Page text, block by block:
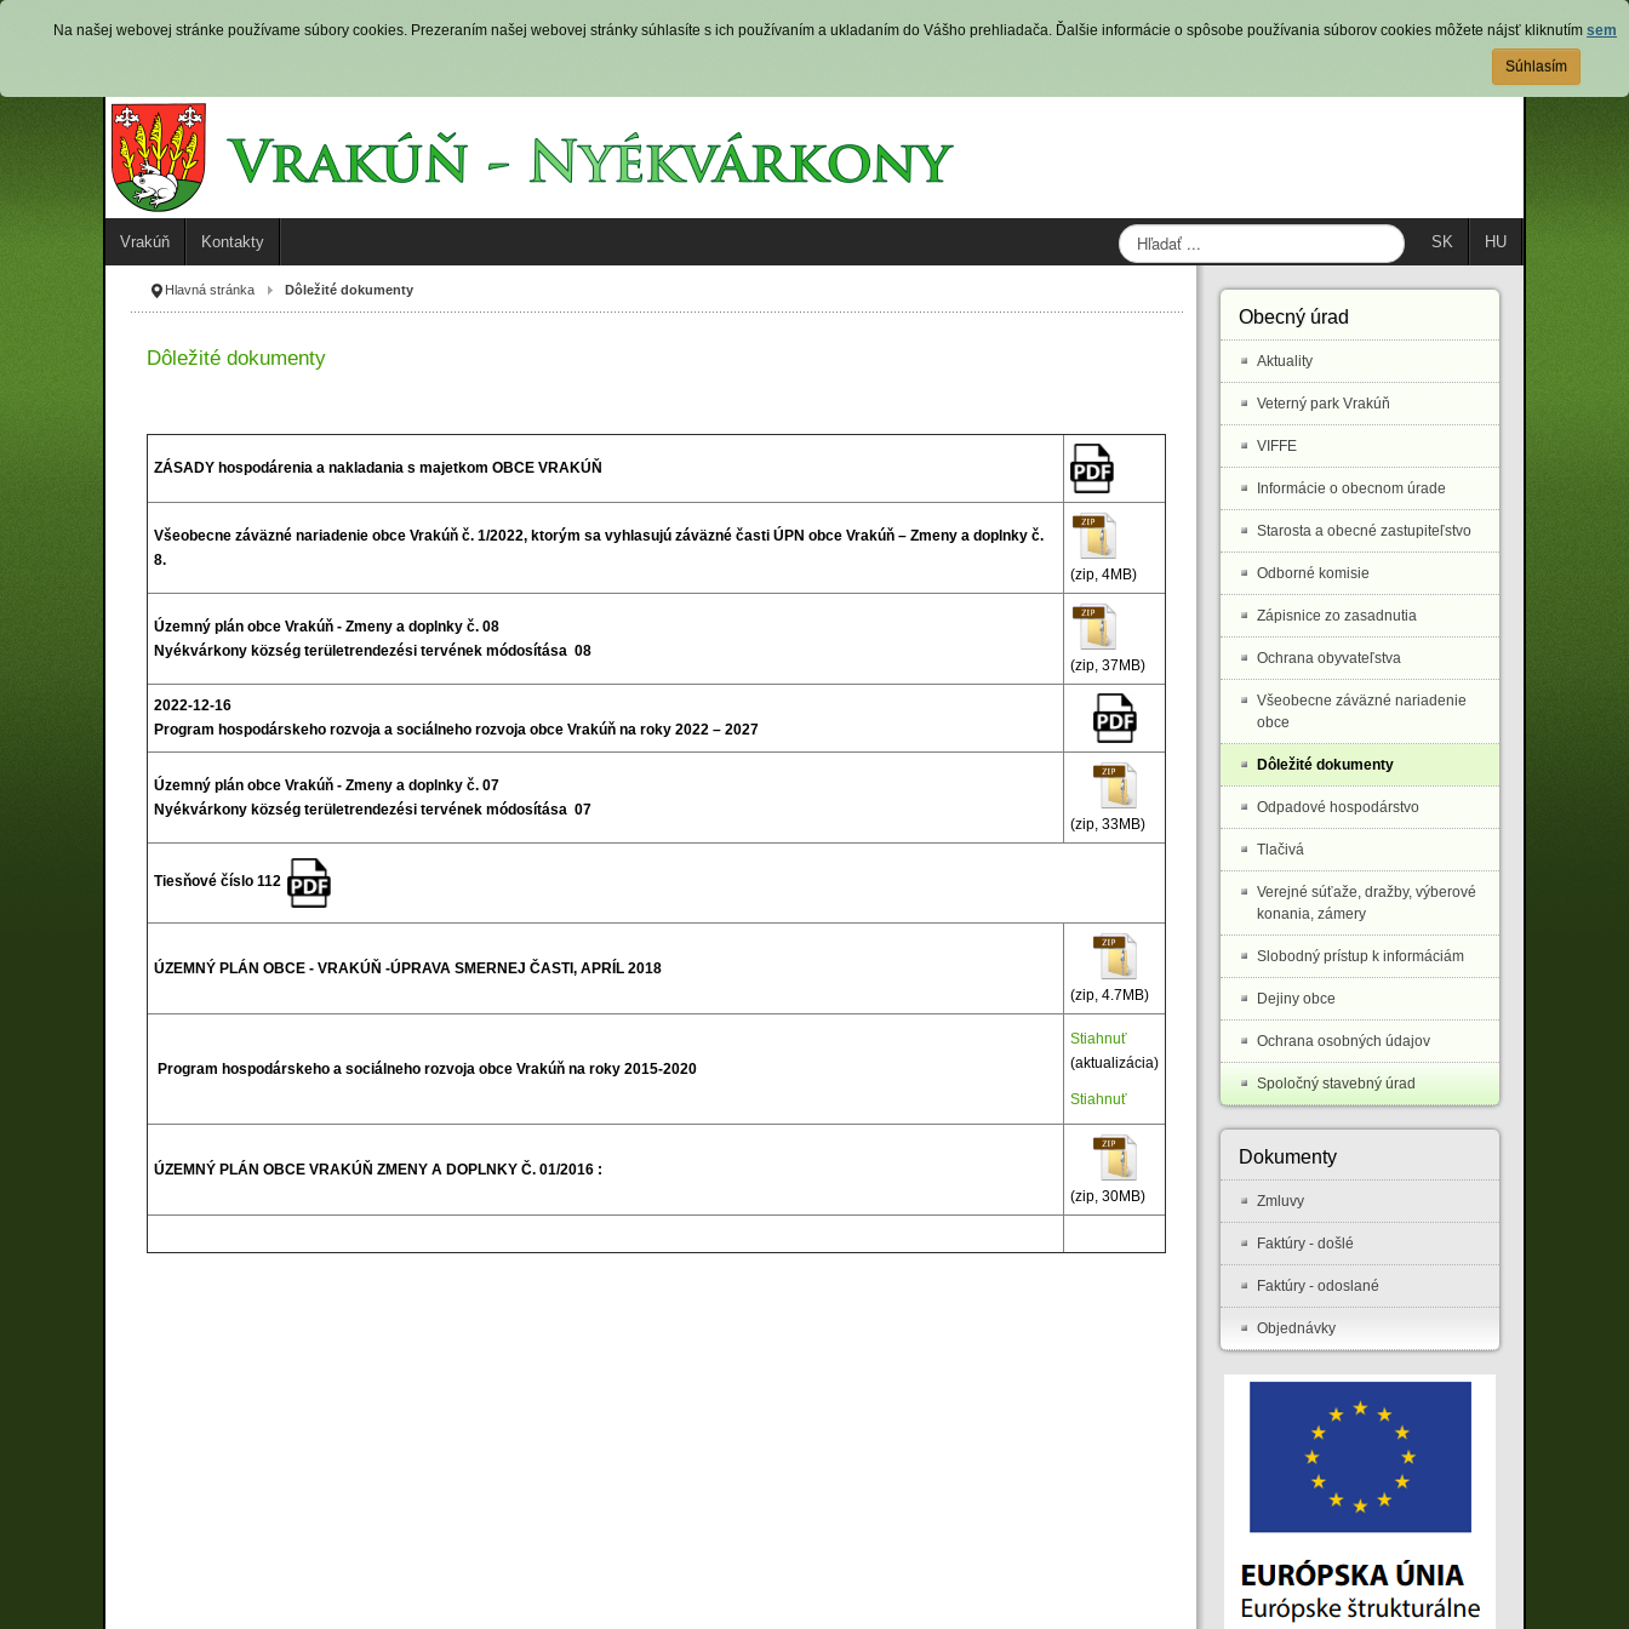
Na našej webovej stránke používame súbory cookies. Prezeraním našej webovej stránky súhlasíte s ich používaním a ukladaním do Vášho prehliadača. Ďalšie informácie o spôsobe používania súborov cookies môžete nájsť kliknutím sem
Súhlasím
Vrakúň Kontakty
Hľadať
...
SK HU
Hlavná stránka Dôležité dokumenty
Dôležité dokumenty
ZÁSADY hospodárenia a nakladania s majetkom OBCE VRAKÚŇ
Všeobecne záväzné nariadenie obce Vrakúň č. 1/2022, ktorým sa vyhlasujú záväzné časti ÚPN obce Vrakúň – Zmeny a doplnky č.
8.
(zip, 4MB)
Územný plán obce Vrakúň - Zmeny a doplnky č. 08
Nyékvárkony község területrendezési tervének módosítása 08
(zip, 37MB)
2022-12-16
Program hospodárskeho rozvoja a sociálneho rozvoja obce Vrakúň na roky 2022 – 2027
Územný plán obce Vrakúň - Zmeny a doplnky č. 07
Nyékvárkony község területrendezési tervének módosítása 07
(zip, 33MB)
Tiesňové číslo 112
ÚZEMNÝ PLÁN OBCE - VRAKÚŇ -ÚPRAVA SMERNEJ ČASTI, APRÍL 2018
(zip, 4.7MB)
Program hospodárskeho a sociálneho rozvoja obce Vrakúň na roky 2015-2020
Stiahnuť
(aktualizácia)
Stiahnuť
ÚZEMNÝ PLÁN OBCEVRAKÚŇZMENY A DOPLNKY Č. 01/2016 :
(zip, 30MB)
Obecný úrad
Aktuality
Veterný park Vrakúň
VIFFE
Informácie o obecnom úrade
Starosta a obecné zastupiteľstvo
Odborné komisie
Zápisnice zo zasadnutia
Ochrana obyvateľstva
Všeobecne záväzné nariadenie
obce
Dôležité dokumenty
Odpadové hospodárstvo
Tlačivá
Verejné súťaže, dražby, výberové
konania, zámery
Slobodný prístup k informáciám
Dejiny obce
Ochrana osobných údajov
Spoločný stavebný úrad
Dokumenty
Zmluvy
Faktúry - došlé
Faktúry - odoslané
Objednávky